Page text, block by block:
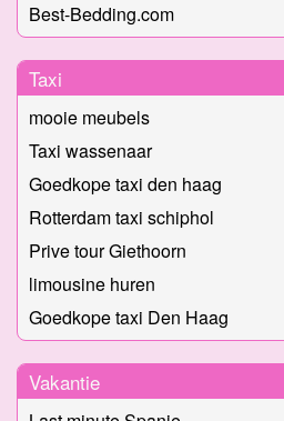
Best-Bedding.com
Taxi
mooie meubels
Taxi wassenaar
Goedkope taxi den haag
Rotterdam taxi schiphol
Prive tour Giethoorn
limousine huren
Goedkope taxi Den Haag
Vakantie